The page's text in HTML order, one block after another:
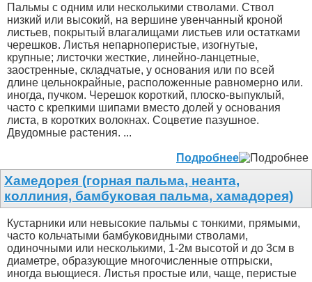
Пальмы с одним или несколькими стволами. Ствол
низкий или высокий, на вершине увенчанный кроной
листьев, покрытый влагалищами листьев или остатками
черешков. Листья непарноперистые, изогнутые,
крупные; листочки жесткие, линейно-ланцетные,
заостренные, складчатые, у основания или по всей
длине цельнокрайные, расположенные равномерно или.
иногда, пучком. Черешок короткий, плоско-выпуклый,
часто с крепкими шипами вместо долей у основания
листа, в коротких волокнах. Соцветие пазушное.
Двудомные растения. ...
Подробнее
Хамедорея (горная пальма, неанта,
коллиния, бамбуковая пальма, хамадорея)
Кустарники или невысокие пальмы с тонкими, прямыми,
часто кольчатыми бамбуковидными стволами,
одиночными или несколькими, 1-2м высотой и до 3см в
диаметре, образующие многочисленные отпрыски,
иногда вьющиеся. Листья простые или, чаще, перистые